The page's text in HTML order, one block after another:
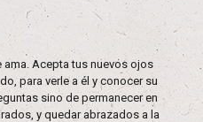
ama. Acepta tus nuevos ojos
para verle a él y conocer su
sino de permanecer en
y quedar abrazados a la